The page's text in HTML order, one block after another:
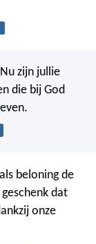
zijn jullie
die bij God
beloning de
dat
onze